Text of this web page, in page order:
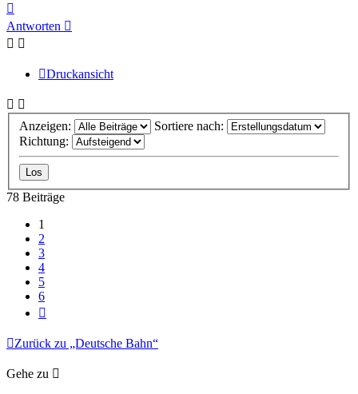
oben
Antworten
Druckansicht
Anzeigen:
Sortiere nach:
Richtung:
78 Beiträge
1
2
3
4
5
6
Zurück zu „Deutsche Bahn“
Gehe zu